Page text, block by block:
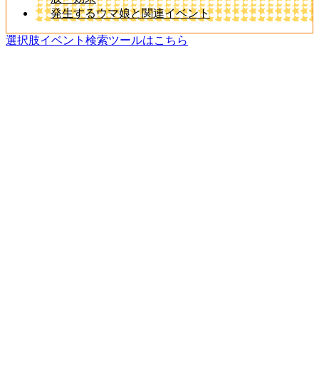
発生するウマ娘と関連イベント
選択肢イベント検索ツールはこちら